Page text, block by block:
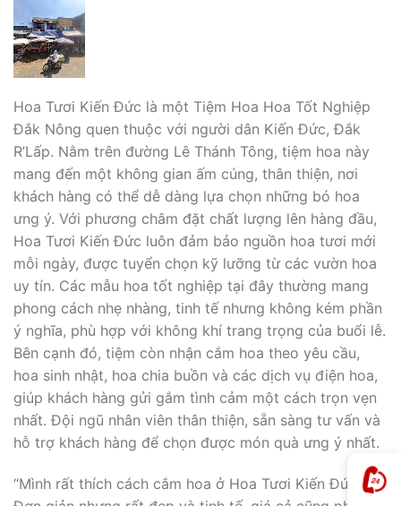
Hoa Tươi Kiến Đức là một Tiệm Hoa Hoa Tốt Nghiệp
Đắk Nông quen thuộc với người dân Kiến Đức, Đắk
R’Lấp. Nằm trên đường Lê Thánh Tông, tiệm hoa này
mang đến một không gian ấm cúng, thân thiện, nơi
khách hàng có thể dễ dàng lựa chọn những bó hoa
ưng ý. Với phương châm đặt chất lượng lên hàng đầu,
Hoa Tươi Kiến Đức luôn đảm bảo nguồn hoa tươi mới
mỗi ngày, được tuyển chọn kỹ lưỡng từ các vườn hoa
uy tín. Các mẫu hoa tốt nghiệp tại đây thường mang
phong cách nhẹ nhàng, tinh tế nhưng không kém phần
ý nghĩa, phù hợp với không khí trang trọng của buổi lễ.
Bên cạnh đó, tiệm còn nhận cắm hoa theo yêu cầu,
hoa sinh nhật, hoa chia buồn và các dịch vụ điện hoa,
giúp khách hàng gửi gắm tình cảm một cách trọn vẹn
nhất. Đội ngũ nhân viên thân thiện, sẵn sàng tư vấn và
hỗ trợ khách hàng để chọn được món quà ưng ý nhất.
“Mình rất thích cách cắm hoa ở Hoa Tươi Kiến Đức.